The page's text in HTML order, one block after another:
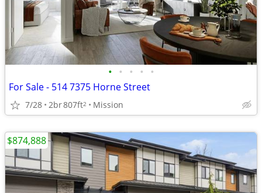
• • • • •
For Sale - 514 7375 Horne Street
7/28 2br807ft2 Mission
$874,888